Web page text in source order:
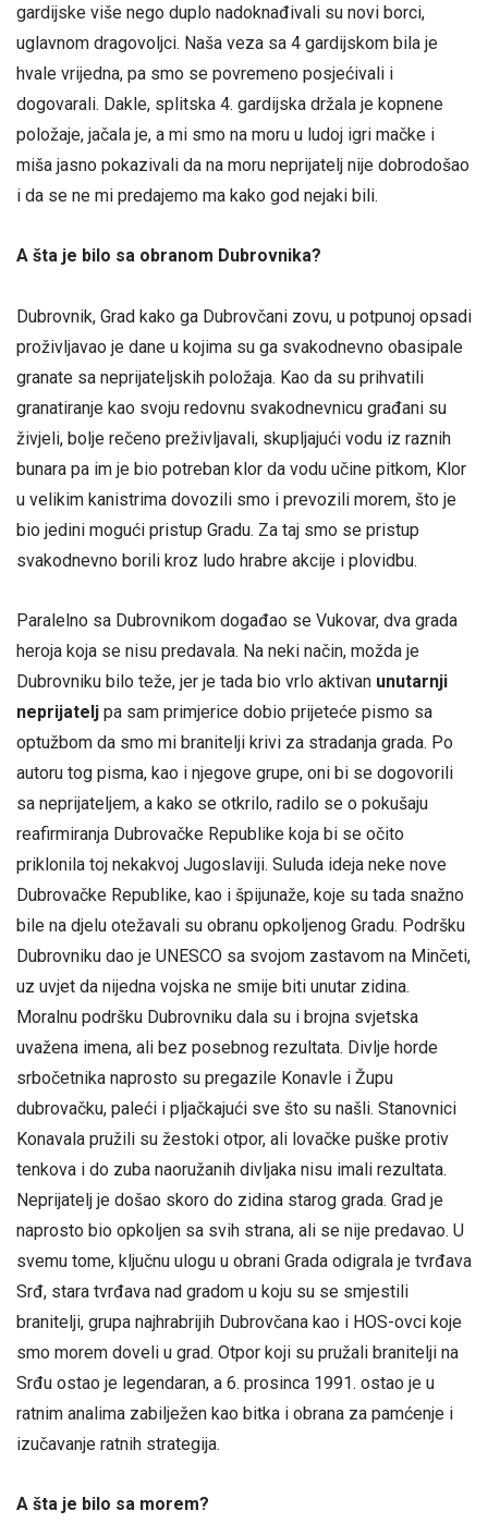
gardijske više nego duplo nadoknađivali su novi borci,
uglavnom dragovoljci. Naša veza sa 4 gardijskom bila je
hvale vrijedna, pa smo se povremeno posjećivali i
dogovarali. Dakle, splitska 4. gardijska držala je kopnene
položaje, jačala je, a mi smo na moru u ludoj igri mačke i
miša jasno pokazivali da na moru neprijatelj nije dobrodošao
i da se ne mi predajemo ma kako god nejaki bili.
A šta je bilo sa obranom Dubrovnika?
Dubrovnik, Grad kako ga Dubrovčani zovu, u potpunoj opsadi
proživljavao je dane u kojima su ga svakodnevno obasipale
granate sa neprijateljskih položaja. Kao da su prihvatili
granatiranje kao svoju redovnu svakodnevnicu građani su
živjeli, bolje rečeno preživljavali, skupljajući vodu iz raznih
bunara pa im je bio potreban klor da vodu učine pitkom, Klor
u velikim kanistrima dovozili smo i prevozili morem, što je
bio jedini mogući pristup Gradu. Za taj smo se pristup
svakodnevno borili kroz ludo hrabre akcije i plovidbu.
Paralelno sa Dubrovnikom događao se Vukovar, dva grada
heroja koja se nisu predavala. Na neki način, možda je
Dubrovniku bilo teže, jer je tada bio vrlo aktivan unutarnji
neprijatelj pa sam primjerice dobio prijeteće pismo sa
optužbom da smo mi branitelji krivi za stradanja grada. Po
autoru tog pisma, kao i njegove grupe, oni bi se dogovorili
sa neprijateljem, a kako se otkrilo, radilo se o pokušaju
reafirmiranja Dubrovačke Republike koja bi se očito
priklonila toj nekakvoj Jugoslaviji. Suluda ideja neke nove
Dubrovačke Republike, kao i špijunaže, koje su tada snažno
bile na djelu otežavali su obranu opkoljenog Gradu. Podršku
Dubrovniku dao je UNESCO sa svojom zastavom na Minčeti,
uz uvjet da nijedna vojska ne smije biti unutar zidina.
Moralnu podršku Dubrovniku dala su i brojna svjetska
uvažena imena, ali bez posebnog rezultata. Divlje horde
srbočetnika naprosto su pregazile Konavle i Župu
dubrovačku, paleći i pljačkajući sve što su našli. Stanovnici
Konavala pružili su žestoki otpor, ali lovačke puške protiv
tenkova i do zuba naoružanih divljaka nisu imali rezultata.
Neprijatelj je došao skoro do zidina starog grada. Grad je
naprosto bio opkoljen sa svih strana, ali se nije predavao. U
svemu tome, ključnu ulogu u obrani Grada odigrala je tvrđava
Srđ, stara tvrđava nad gradom u koju su se smjestili
branitelji, grupa najhrabrijih Dubrovčana kao i HOS-ovci koje
smo morem doveli u grad. Otpor koji su pružali branitelji na
Srđu ostao je legendaran, a 6. prosinca 1991. ostao je u
ratnim analima zabilježen kao bitka i obrana za pamćenje i
izučavanje ratnih strategija.
A šta je bilo sa morem?